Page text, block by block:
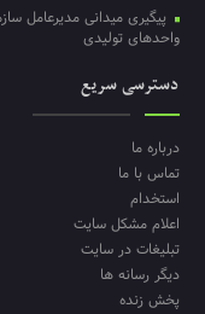
پیگیری میدانی مدیرعامل
واحدهای تولیدی
دسترسی سریع
درباره ما
تماس با ما
استخدام
اعلام مشکل سایت
تبلیغات در سایت
دیگر رسانه ها
پخش زنده